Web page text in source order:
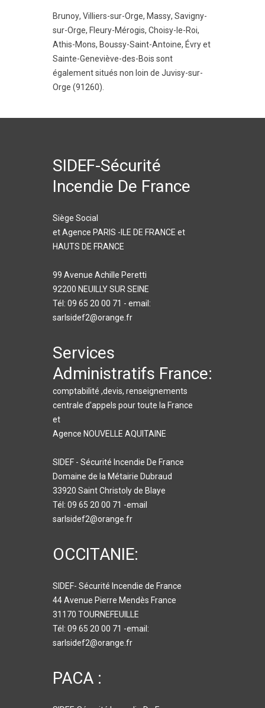
Brunoy, Villiers-sur-Orge, Massy, Savigny-
sur-Orge, Fleury-Mérogis, Choisy-le-Roi,
Athis-Mons, Boussy-Saint-Antoine, Évryet
Sainte-Geneviève-des-Bois sont
également situés non loin de Juvisy-sur-
Orge (91260).
SIDEF-Sécurité
Incendie De France
Siège Social
et Agence PARIS -ILE DE FRANCE et
HAUTS DE FRANCE
99 Avenue Achille Peretti
92200 NEUILLY SUR SEINE
Tél: 09 65 20 00 71 - email:
sarlsidef2@orange.fr
Services
Administratifs France:
comptabilité ,devis, renseignements
centrale d'appels pour toute la France
et
Agence NOUVELLE AQUITAINE
SIDEF - Sécurité Incendie De France
Domaine de la Métairie Dubraud
33920 Saint Christoly de Blaye
Tél: 09 65 20 00 71 -email
sarlsidef2@orange.fr
OCCITANIE:
SIDEF- Sécurité Incendie de France
44 Avenue Pierre Mendès France
31170 TOURNEFEUILLE
Tél: 09 65 20 00 71 -email:
sarlsidef2@orange.fr
PACA :